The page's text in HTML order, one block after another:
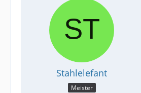
Stahlelefant
Meister